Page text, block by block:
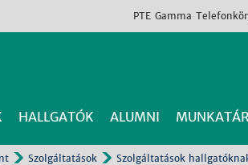
PTE Gamma
HALLGATÓK ALUMNI
Szolgáltatások Szolgáltatások